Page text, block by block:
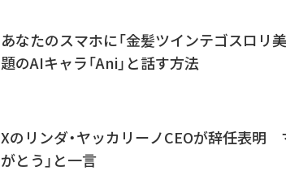
あなたのスマホに「金髪ツインテゴスロリ
題のAIキャラ「Ani」と話す方法
Xのリンダ・ヤッカリーノCEOが辞任表明
がとう」と一言